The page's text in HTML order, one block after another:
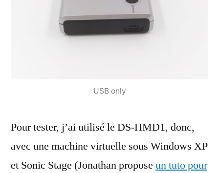
USB only
Pour tester, j’ai utilisé le DS-HMD1, donc,
avec une machine virtuelle sous Windows XP
et Sonic Stage (Jonathan propose un tuto pour